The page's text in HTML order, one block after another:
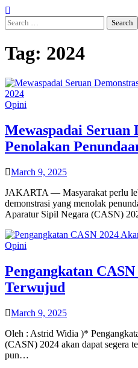
Search
for:
Tag: 2024
Opini
Mewaspadai Seruan
Penolakan
March 9, 2025
JAKARTA — Masyarakat perlu
demonstrasi yang menolak
Aparatur Sipil Negara (CASN)
Opini
Pengangkatan
Terwujud
March 9, 2025
Oleh : Astrid Widia )*
(CASN) 2024 akan dapat segera
pun…